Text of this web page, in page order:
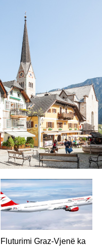
Fluturimi Graz-Vjenë ka